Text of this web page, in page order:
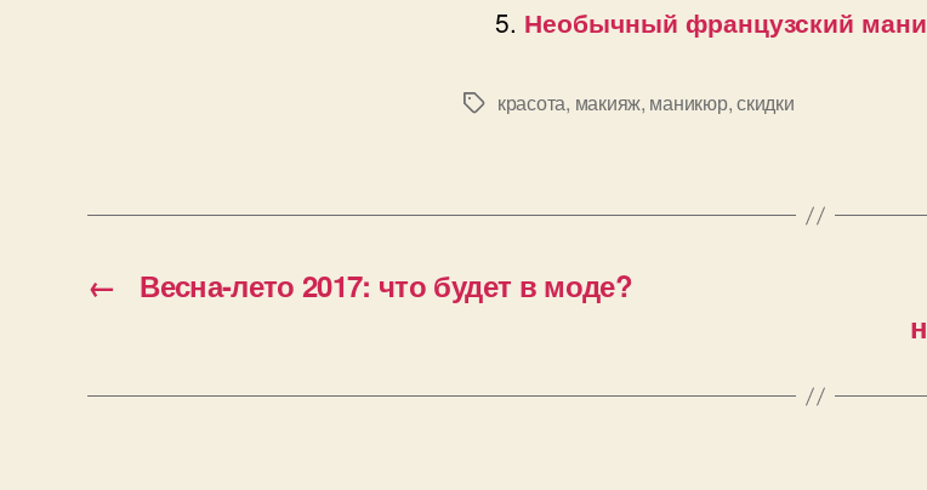
Необычный французский
Позначки
красота, макияж, маникюр,скидки
← Весна-лето 2017: что будет в моде?